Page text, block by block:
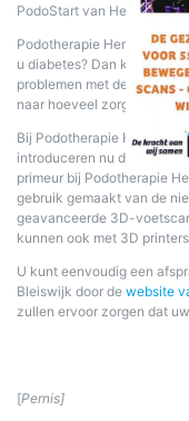
PodoStart van Henry van
Podotherapie Hermanns is
u diabetes? Dan kijken ze
problemen met de
naar hoeveel zorg u kunt
Bij Podotherapie
introduceren nu de
primeur bij Podotherapie
gebruik gemaakt van de
geavanceerde 3D-
kunnen ook met 3D
U kunt eenvoudig een
Bleiswijk door de website
zullen ervoor zorgen dat
[Pernis]